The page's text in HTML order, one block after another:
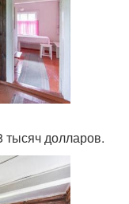
тысяч долларов.